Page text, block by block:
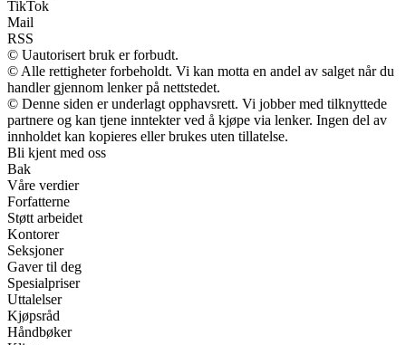
TikTok
Mail
RSS
© Uautorisert bruk er forbudt.
© Alle rettigheter forbeholdt. Vi kan motta en andel av salget når du
handler gjennom lenker på nettstedet.
© Denne siden er underlagt opphavsrett. Vi jobber med tilknyttede
partnere og kan tjene inntekter ved å kjøpe via lenker. Ingen del av
innholdet kan kopieres eller brukes uten tillatelse.
Bli kjent med oss
Bak
Våre verdier
Forfatterne
Støtt arbeidet
Kontorer
Seksjoner
Gaver til deg
Spesialpriser
Uttalelser
Kjøpsråd
Håndbøker